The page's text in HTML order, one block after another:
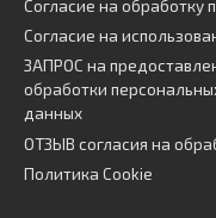
Согласие на обработку
Согласие на
ЗАПРОС на
обработки
данных
ОТЗЫВ согласия на
Политика Cookie